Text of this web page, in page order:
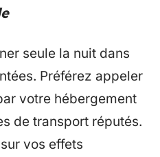
seule la nuit dans
Préférez appeler
votre hébergement
de transport réputés.
vos effets